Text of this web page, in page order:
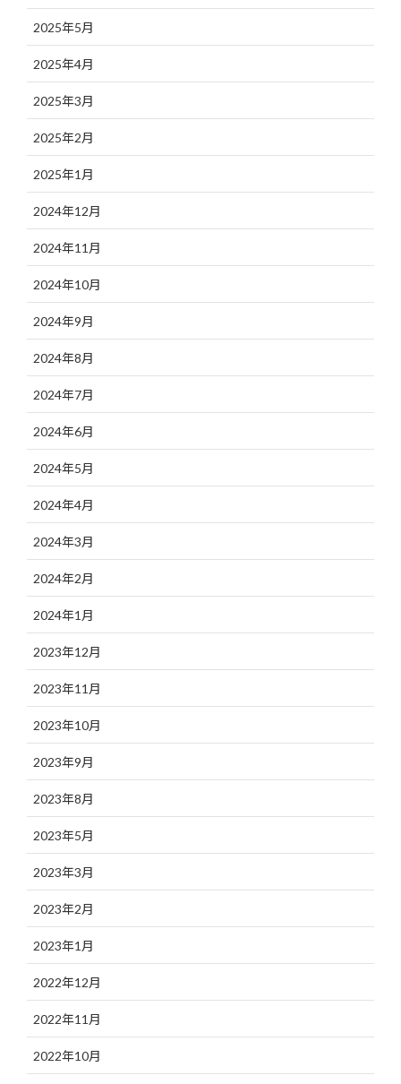
2025年5月
2025年4月
2025年3月
2025年2月
2025年1月
2024年12月
2024年11月
2024年10月
2024年9月
2024年8月
2024年7月
2024年6月
2024年5月
2024年4月
2024年3月
2024年2月
2024年1月
2023年12月
2023年11月
2023年10月
2023年9月
2023年8月
2023年5月
2023年3月
2023年2月
2023年1月
2022年12月
2022年11月
2022年10月